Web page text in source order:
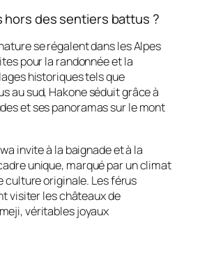
hors des sentiers battus ?
se régalent dans les Alpes
pour la randonnée et la
historiques tels que
au sud, Hakone séduit grâce à
et ses panoramas sur le mont
invite à la baignade et à la
unique, marqué par un climat
culture originale. Les férus
visiter les châteaux de
véritables joyaux